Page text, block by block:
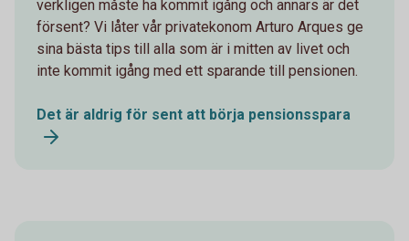
verkligen måste ha kommit igång och annars är det
försent? Vi låter vår privatekonom Arturo Arques ge
sina bästa tips till alla som är i mitten av livet och
inte kommit igång med ett sparande till pensionen.
Det är aldrig för sent att börja pensionsspara